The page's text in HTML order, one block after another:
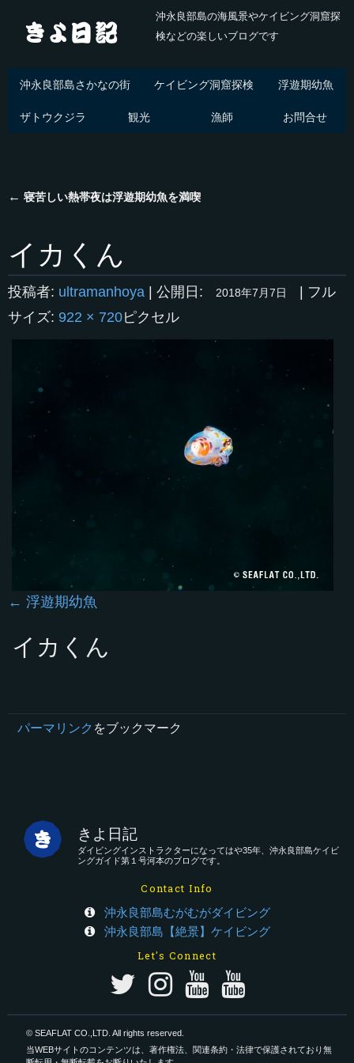
沖永良部島の海風景やケイビング洞窟探
検などの楽しいブログです
沖永良部島さかなの街 ケイビング洞窟探検 浮遊期幼魚
ザトウクジラ 観光 漁師 お問合せ
← 寝苦しい熱帯夜は浮遊期幼魚を満喫
イカくん
投稿者: ultramanhoya 公開日: 2018年7月7日
フル
サイズ: 922 × 720ピクセル
浮遊期幼魚
イカくん
パーマリンク をブックマーク
きよ日記
ダイビングインストラクターになってはや35年、沖永良部島ケイビ
ングガイド第１号河本のブログです。
Contact Info
沖永良部島むがむがダイビング
沖永良部島【絶景】ケイビング
Let's Connect
© SEAFLAT CO.,LTD. All rights reserved.
当WEBサイトのコンテンツは、著作権法、関連条約・法律で保護されており無